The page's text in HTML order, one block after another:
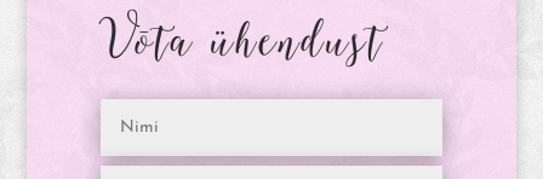
Võta ühendust